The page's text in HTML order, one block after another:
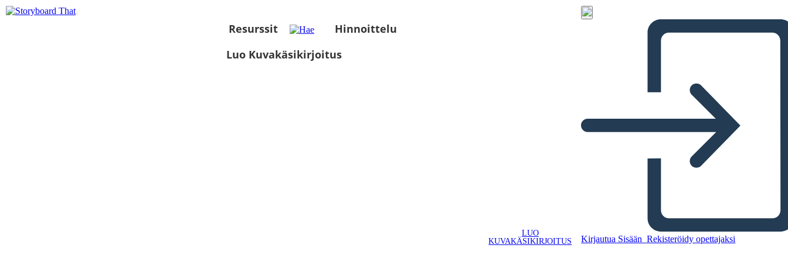
Resurssit
Hinnoittelu
Luo Kuvakäsikirjoitus
LUO
KUVAKÄSIKIRJOITUS
Kirjautua Sisään Rekisteröidy opettajaksi